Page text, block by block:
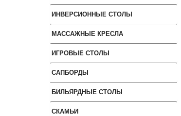
ИНВЕРСИОННЫЕ СТОЛЫ
МАССАЖНЫЕ КРЕСЛА
ИГРОВЫЕ СТОЛЫ
САПБОРДЫ
БИЛЬЯРДНЫЕ СТОЛЫ
СКАМЬИ